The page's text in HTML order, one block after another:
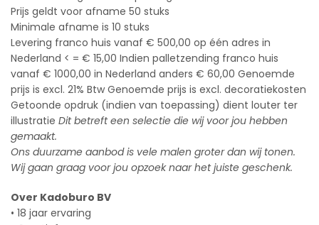
Prijs geldt voor afname 50 stuks
Minimale afname is 10 stuks
Levering franco huis vanaf € 500,00 op één adres in
Nederland < = € 15,00 Indien palletzending franco huis
vanaf € 1000,00 in Nederland anders € 60,00 Genoemde
prijs is excl. 21% Btw Genoemde prijs is excl. decoratiekosten
Getoonde opdruk (indien van toepassing) dient louter ter
illustratie Dit betreft een selectie die wij voor jou hebben
gemaakt.
Ons duurzame aanbod is vele malen groter dan wij tonen.
Wij gaan graag voor jou opzoek naar het juiste geschenk.
Over Kadoburo BV
• 18 jaar ervaring